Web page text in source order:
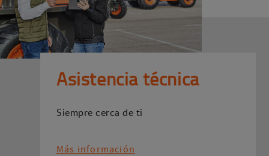
Asistencia técnica
Siempre cerca de ti
Más información